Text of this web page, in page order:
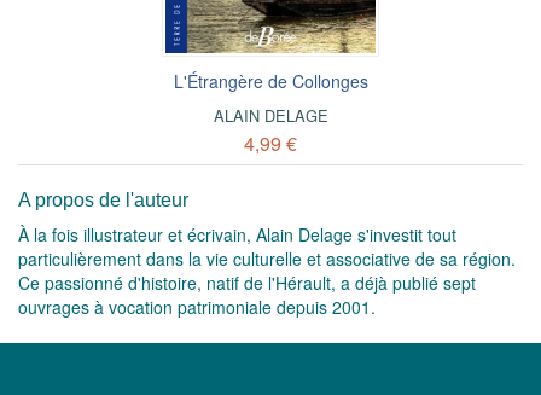
L'Étrangère de Collonges
ALAIN DELAGE
4,99 €
A propos de l'auteur
À la fois illustrateur et écrivain, Alain Delage s'investit tout
particulièrement dans la vie culturelle et associative de sa région.
Ce passionné d'histoire, natif de l'Hérault, a déjà publié sept
ouvrages à vocation patrimoniale depuis 2001.